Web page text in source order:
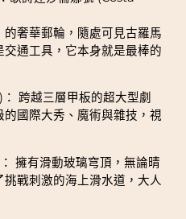
奢華郵輪，隨處可見古羅馬
通工具，它本身就是最棒的
跨越三層甲板的超大型劇
國際大秀、魔術與雜技，視
擁有滑動玻璃穹頂，無論晴
戰刺激的海上滑水道，大人